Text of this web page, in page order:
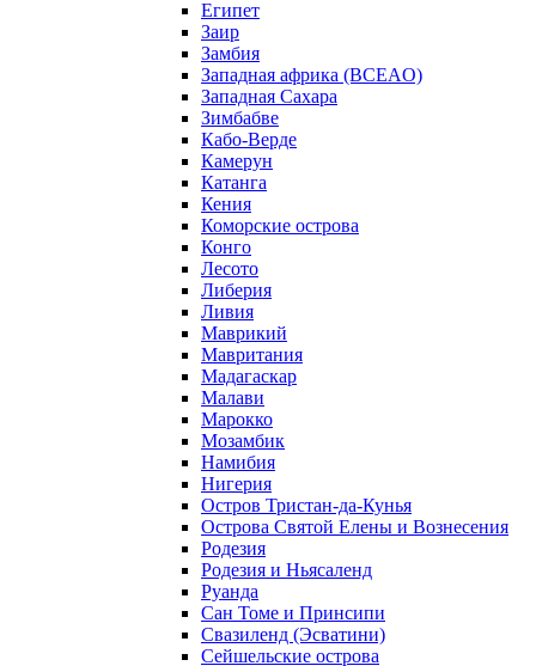
Египет
Заир
Замбия
Западная африка (BCEAO)
Западная Сахара
Зимбабве
Кабо-Верде
Камерун
Катанга
Кения
Коморские острова
Конго
Лесото
Либерия
Ливия
Маврикий
Мавритания
Мадагаскар
Малави
Марокко
Мозамбик
Намибия
Нигерия
Остров Тристан-да-Кунья
Острова Святой Елены и Вознесения
Родезия
Родезия и Ньясаленд
Руанда
Сан Томе и Принсипи
Свазиленд (Эсватини)
Сейшельские острова